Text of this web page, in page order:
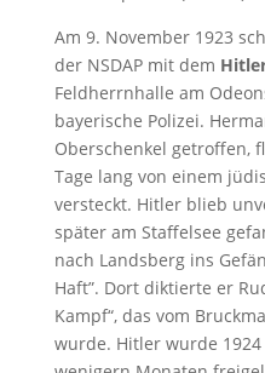
Am 9. November 1923
der NSDAP mit dem
Feldherrnhalle am
bayerische Polizei.
Oberschenkel getroffen,
Tage lang von einem
versteckt. Hitler blieb
später am Staffelsee
nach Landsberg ins
Haft”. Dort diktierte er
Kampf“, das vom
wurde. Hitler wurde